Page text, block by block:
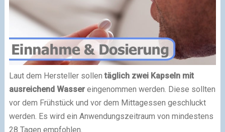
Laut dem Hersteller sollentäglich zwei Kapseln mit
ausreichend Wassereingenommen werden. Diese sollten
vor dem Frühstück und vor dem Mittagessen geschluckt
werden. Es wird ein Anwendungszeitraum von mindestens
28 Tagen empfohlen.